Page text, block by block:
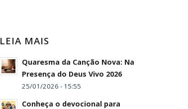
LEIA MAIS
Quaresma da Canção Nova: Na
Presença do Deus Vivo 2026
25/01/2026 - 15:55
Conheça o devocional para